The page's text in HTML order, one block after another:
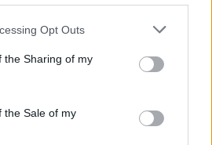
app uses one or more Google
usage behaviour. You may click to
Google and its third-party tags to
specified purposes in below Google
Opt Outs
the Sharing of my
the Sale of my
τον πλανητικό επιστήμονα
έκαναν τη σχετική
αστροφυσικής «Astrophysical
«όταν το ExoMiner λέει
μπορείς να είσαι